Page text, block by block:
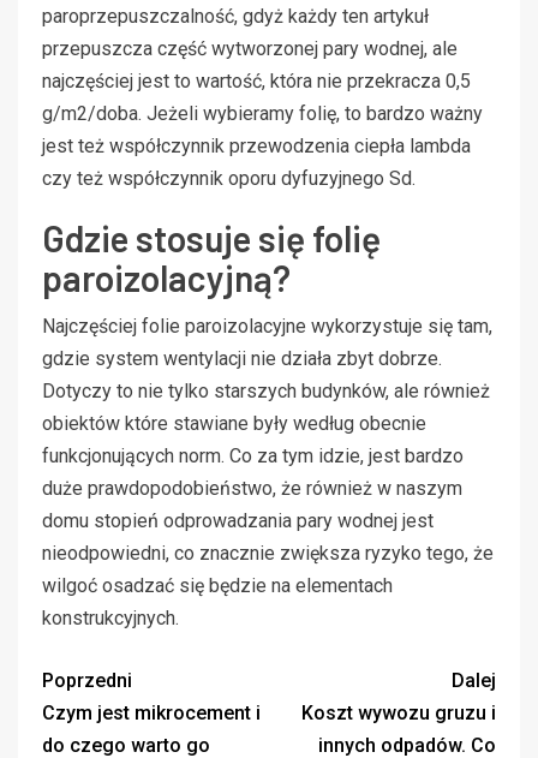
paroprzepuszczalność, gdyż każdy ten artykuł
przepuszcza część wytworzonej pary wodnej, ale
najczęściej jest to wartość, która nie przekracza 0,5
g/m2/doba. Jeżeli wybieramy folię, to bardzo ważny
jest też współczynnik przewodzenia ciepła lambda
czy też współczynnik oporu dyfuzyjnego Sd.
Gdzie stosuje się folię
paroizolacyjną?
Najczęściej folie paroizolacyjne wykorzystuje się tam,
gdzie system wentylacji nie działa zbyt dobrze.
Dotyczy to nie tylko starszych budynków, ale również
obiektów które stawiane były według obecnie
funkcjonujących norm. Co za tym idzie, jest bardzo
duże prawdopodobieństwo, że również w naszym
domu stopień odprowadzania pary wodnej jest
nieodpowiedni, co znacznie zwiększa ryzyko tego, że
wilgoć osadzać się będzie na elementach
konstrukcyjnych.
Poprzedni
Czym jest mikrocement i
do czego warto go
Dalej
Koszt wywozu gruzu i
innych odpadów. Co